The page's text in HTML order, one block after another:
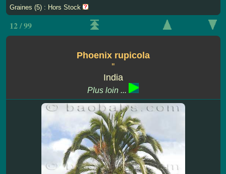
Graines (5) : Hors Stock
12 / 99
Phoenix rupicola
''
India
Plus loin ...